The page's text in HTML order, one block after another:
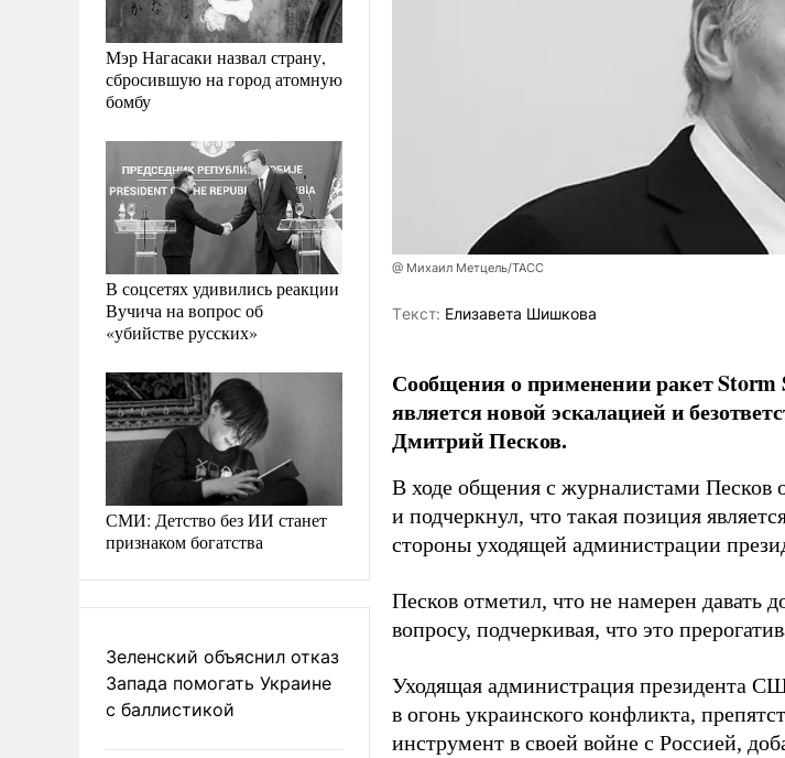
Мэр Нагасаки назвал страну,
сбросившую на город атомную
бомбу
В соцсетях удивились реакции
Вучича на вопрос об
«убийстве русских»
СМИ: Детство без ИИ станет
признаком богатства
Зеленский объяснил отказ
Запада помогать Украине
с баллистикой
@ Михаил Метцель/ТАСС
Tекст: Елизавета Шишкова
Сообщения о применении ракет Storm
является новой эскалацией и
Дмитрий Песков.
В ходе общения с журналистами Песков
и подчеркнул, что такая позиция
стороны уходящей администрации
Песков отметил, что не намерен давать
вопросу, подчеркивая, что это
Уходящая администрация президента
в огонь украинского конфликта,
инструмент в своей войне с Россией,